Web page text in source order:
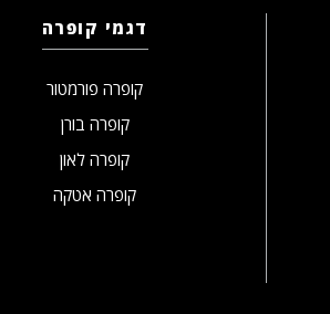
דגמי קופרה
קופרה פורמטור
קופרה בורן
קופרה לאון
קופרה אטקה